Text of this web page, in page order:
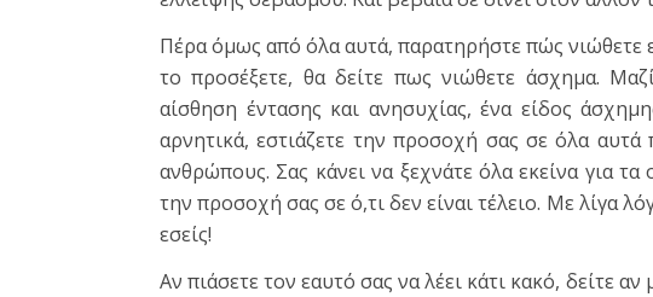
Πέρα όμως από όλα αυτά, παρατηρήστε πώς νιώθετε
το προσέξετε, θα δείτε πως νιώθετε άσχημα.
αίσθηση έντασης και ανησυχίας, ένα είδος
αρνητικά, εστιάζετε την προσοχή σας σε όλα
ανθρώπους. Σας κάνει να ξεχνάτε όλα εκείνα για
την προσοχή σας σε ό,τι δεν είναι τέλειο. Με λίγα
εσείς!
Αν πιάσετε τον εαυτό σας να λέει κάτι κακό, δείτε